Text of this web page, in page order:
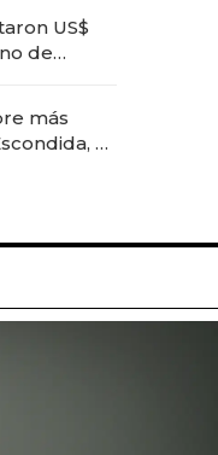
US$
de
más
el